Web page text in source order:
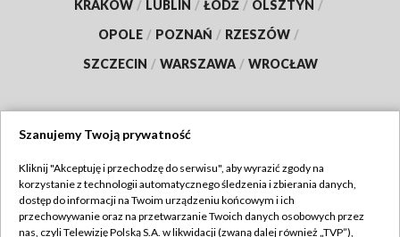
KRAKÓW / LUBLIN / ŁÓDŹ / OLSZTYN /
OPOLE / POZNAŃ / RZESZÓW /
SZCZECIN / WARSZAWA / WROCŁAW
TVP
Abonament TVP
Regulamin TVP
Szanujemy Twoją prywatność
Kliknij "Akceptuję i przechodzę do serwisu", aby wyrazić zgody na
korzystanie z technologii automatycznego śledzenia i zbierania danych,
dostęp do informacji na Twoim urządzeniu końcowym i ich
przechowywanie oraz na przetwarzanie Twoich danych osobowych przez
nas, czyli Telewizję Polską S.A. w likwidacji (zwaną dalej również „TVP”),